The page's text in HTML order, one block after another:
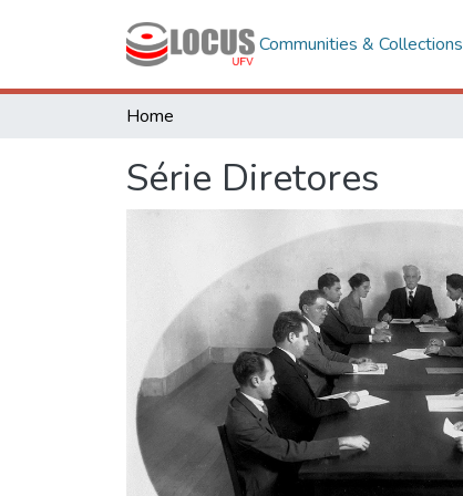
Communities & Collections
Home
Série Diretores